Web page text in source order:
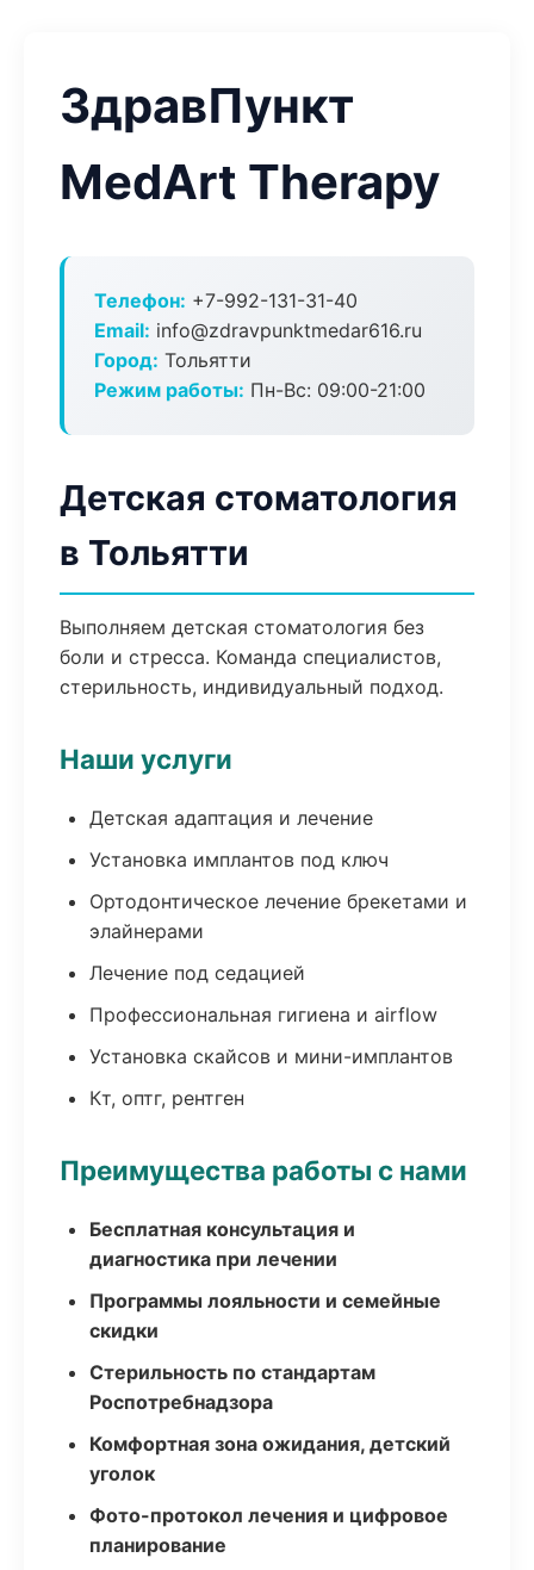
ЗдравПункт
MedArt Therapy
Телефон: +7-992-131-31-40
Email: info@zdravpunktmedar616.ru
Город: Тольятти
Режим работы: Пн-Вс: 09:00-21:00
Детская стоматология
в Тольятти
Выполняем детская стоматология без
боли и стресса. Команда специалистов,
стерильность, индивидуальный подход.
Наши услуги
Детская адаптация и лечение
Установка имплантов под ключ
Ортодонтическое лечение брекетами и
элайнерами
Лечение под седацией
Профессиональная гигиена и airflow
Установка скайсов и мини-имплантов
Кт, оптг, рентген
Преимущества работы с нами
Бесплатная консультация и
диагностика при лечении
Программы лояльности и семейные
скидки
Стерильность по стандартам
Роспотребнадзора
Комфортная зона ожидания, детский
уголок
Фото-протокол лечения и цифровое
планирование